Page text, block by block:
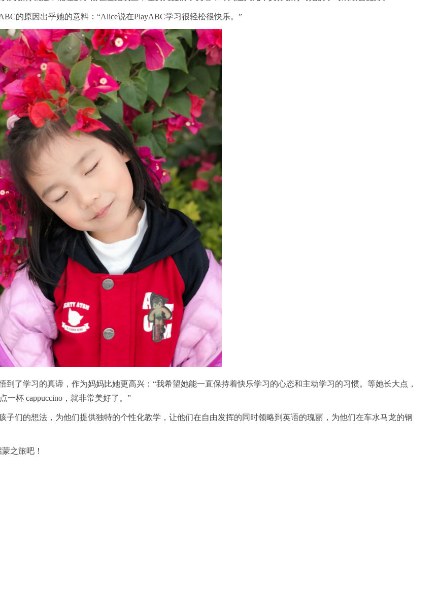
的原因出乎她的意料：“Alice说在PlayABC学习很轻松很快乐。”
了学习的真谛，作为妈妈比她更高兴：“我希望她能一直保持着快乐学习的心态和主动学习的习惯。等她长大点，
杯 cappuccino，就非常美好了。”
们的想法，为他们提供独特的个性化教学，让他们在自由发挥的同时领略到英语的瑰丽，为他们在车水马龙的钢
之旅吧！